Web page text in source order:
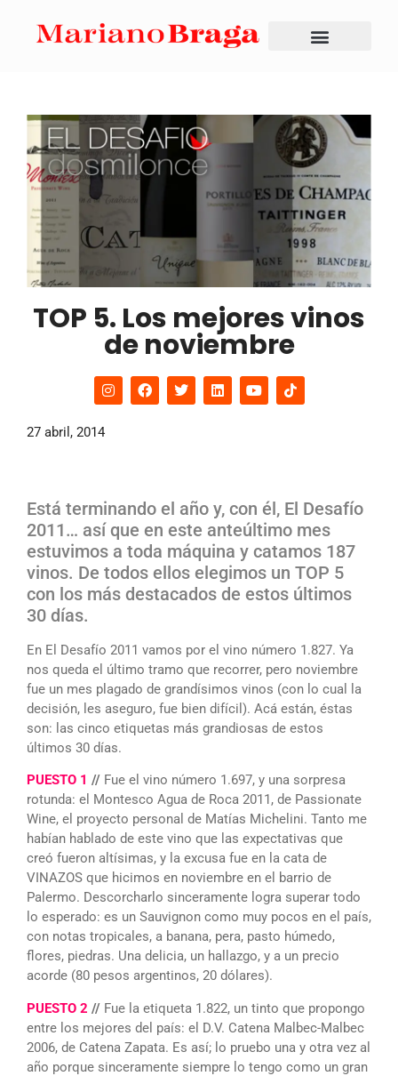
TOP 5. Los mejores vinos
de noviembre
27 abril, 2014
Está terminando el año y, con él, El Desafío
2011… así que en este anteúltimo mes
estuvimos a toda máquina y catamos 187
vinos. De todos ellos elegimos un TOP 5
con los más destacados de estos últimos
30 días.
En El Desafío 2011 vamos por el vino número 1.827. Ya
nos queda el último tramo que recorrer, pero noviembre
fue un mes plagado de grandísimos vinos (con lo cual la
decisión, les aseguro, fue bien difícil). Acá están, éstas
son: las cinco etiquetas más grandiosas de estos
últimos 30 días.
PUESTO 1 // Fue el vino número 1.697, y una sorpresa
rotunda: el Montesco Agua de Roca 2011, de Passionate
Wine, el proyecto personal de Matías Michelini. Tanto me
habían hablado de este vino que las expectativas que
creó fueron altísimas, y la excusa fue en la cata de
VINAZOS que hicimos en noviembre en el barrio de
Palermo. Descorcharlo sinceramente logra superar todo
lo esperado: es un Sauvignon como muy pocos en el país,
con notas tropicales, a banana, pera, pasto húmedo,
flores, piedras. Una delicia, un hallazgo, y a un precio
acorde (80 pesos argentinos, 20 dólares).
PUESTO 2 // Fue la etiqueta 1.822, un tinto que propongo
entre los mejores del país: el D.V. Catena Malbec-Malbec
2006, de Catena Zapata. Es así; lo pruebo una y otra vez al
año porque sinceramente siempre lo tengo como un gran